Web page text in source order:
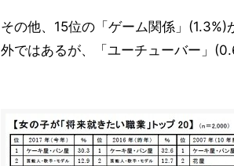
その他、15位の「ゲーム関係」
外ではあるが、「ユーチューバー」